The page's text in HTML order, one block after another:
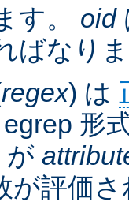
す。 oid
ばなり
regex) は
形
が
が評価